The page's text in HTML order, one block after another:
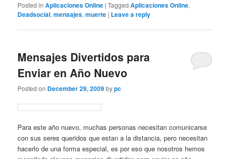
Posted in Aplicaciones Online |Tagged Aplicaciones Online,
Deadsocial,mensajes,muerte | Leave a reply
Mensajes Divertidos para
Enviar en Año Nuevo
Posted on December 29, 2009bypc
Para este año nuevo, muchas personas necesitan comunicarse
con sus seres queridos que estan a la distancia, pero necesitan
hacerlo de una forma especial, es por eso que nosotros hemos